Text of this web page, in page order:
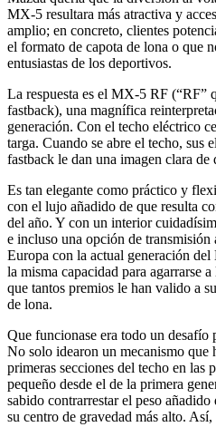
MX-5 resultara más atractiva y
amplio; en concreto, clientes
el formato de capota de lona o que
entusiastas de los deportivos.
La respuesta es el MX-5 RF (“RF”
fastback), una magnífica
generación. Con el techo eléctrico
targa. Cuando se abre el techo, sus
fastback le dan una imagen clara de
Es tan elegante como práctico y
con el lujo añadido de que resulta
del año. Y con un interior
e incluso una opción de transmisión
Europa con la actual generación
la misma capacidad para agarrarse
que tantos premios le han valido a
de lona.
Que funcionase era todo un desafío
No solo idearon un mecanismo que
primeras secciones del techo en las
pequeño desde el de la primera
sabido contrarrestar el peso
su centro de gravedad más alto.